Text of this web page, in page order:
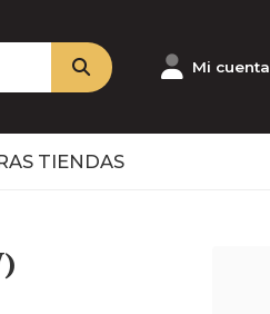
Mi cuenta
TIENDAS